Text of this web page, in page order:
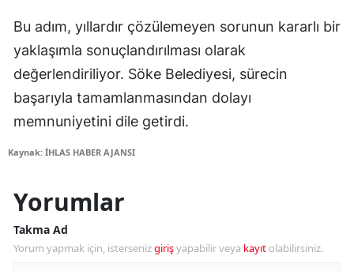
Bu adım, yıllardır çözülemeyen sorunun kararlı bir
yaklaşımla sonuçlandırılması olarak
değerlendiriliyor. Söke Belediyesi, sürecin
başarıyla tamamlanmasından dolayı
memnuniyetini dile getirdi.
Kaynak: İHLAS HABER AJANSI
Yorumlar
Takma Ad
Yorum yapmak için, istersenizgirişyapabilir veya kayıt olabilirsiniz.